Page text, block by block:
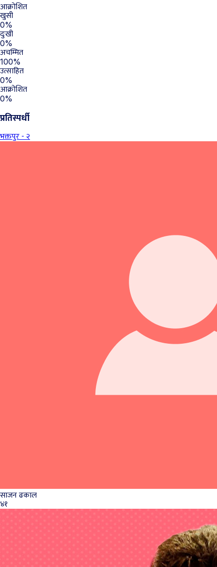
आक्रोशित
खुसी
0%
दुःखी
0%
अचम्मित
100%
उत्साहित
0%
आक्रोशित
0%
प्रतिस्पर्धी
भक्तपुर - २
साजन ढकाल
४१